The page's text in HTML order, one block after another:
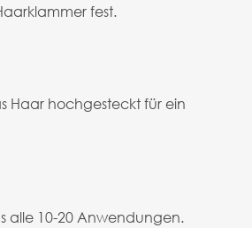
fest.
Haar hochgesteckt für ein
alle 10-20 Anwendungen.